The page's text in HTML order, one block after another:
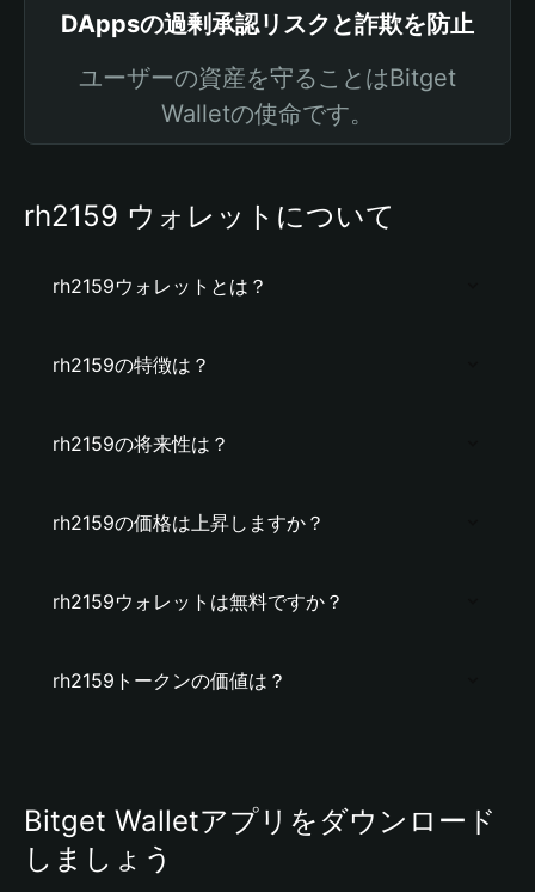
DAppsの過剰承認リスクと詐欺を防止
ユーザーの資産を守ることはBitget
Walletの使命です。
rh2159 ウォレットについて
rh2159ウォレットとは？
rh2159の特徴は？
rh2159の将来性は？
rh2159の価格は上昇しますか？
rh2159ウォレットは無料ですか？
rh2159トークンの価値は？
Bitget Walletアプリをダウンロード
しましょう